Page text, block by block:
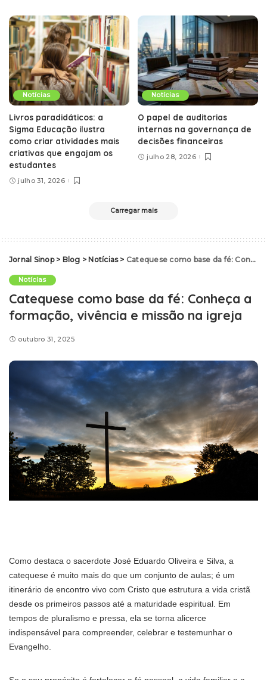
Notícias
Livros paradidáticos: a
Sigma Educação ilustra
como criar atividades mais
criativas que engajam os
estudantes
julho 31, 2026
Notícias
O papel de auditorias
internas na governança de
decisões financeiras
julho 28, 2026
Carregar mais
Jornal Sinop> Blog > Notícias> Catequese como base da fé: Conheça a formação, vivência e missão na igreja
Notícias
Catequese como base da fé: Conheça a
formação, vivência e missão na igreja
outubro 31, 2025
Como destaca o sacerdote José Eduardo Oliveira e Silva, a
catequese é muito mais do que um conjunto de aulas; é um
itinerário de encontro vivo com Cristo que estrutura a vida cristã
desde os primeiros passos até a maturidade espiritual. Em
tempos de pluralismo e pressa, ela se torna alicerce
indispensável para compreender, celebrar e testemunhar o
Evangelho.